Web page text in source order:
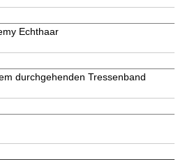
Echthaar
durchgehenden Tressenband